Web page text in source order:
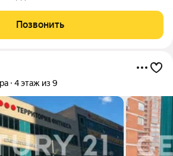
вариант покупки с использованием
Позвонить
4 этаж из 9